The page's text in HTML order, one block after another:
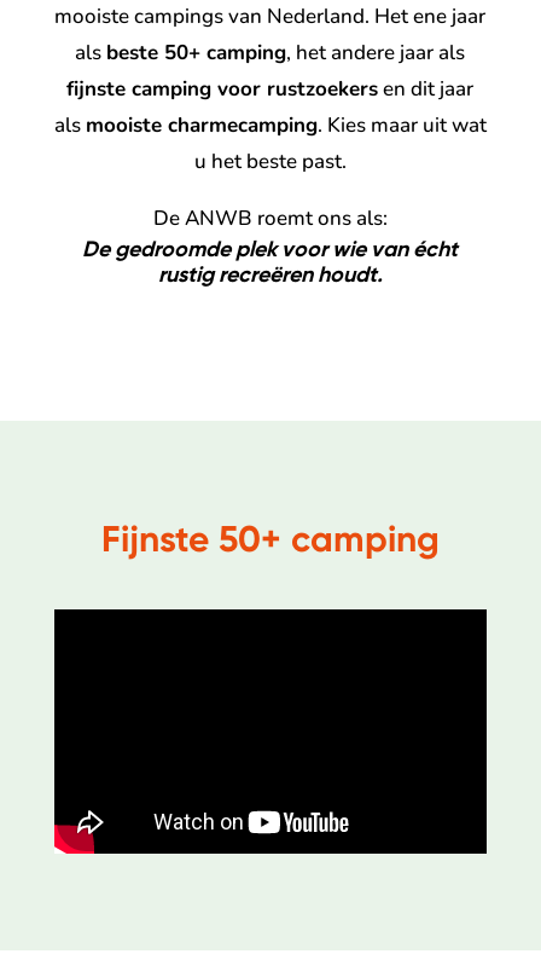
mooiste campings van Nederland. Het ene jaar
als beste 50+ camping, het andere jaar als
fijnste camping voor rustzoekersen dit jaar
als mooiste charmecamping. Kies maar uit wat
u het beste past.
De ANWB roemt ons als:
De gedroomde plek voor wie van écht
rustig recreëren houdt.
Fijnste 50+ camping